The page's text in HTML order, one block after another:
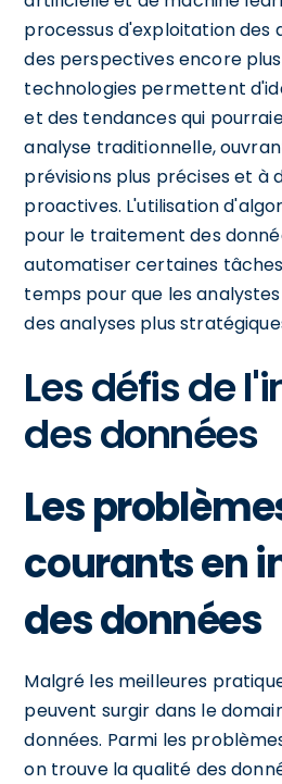
processus d'exploitation des
des perspectives encore
technologies permettent
et des tendances qui
analyse traditionnelle,
prévisions plus précises et à
proactives. L'utilisation
pour le traitement des
automatiser certaines
temps pour que les
des analyses plus
Les défis de
des données
Les
courants en
des données
Malgré les meilleures
peuvent surgir dans le
données. Parmi les
on trouve la qualité des